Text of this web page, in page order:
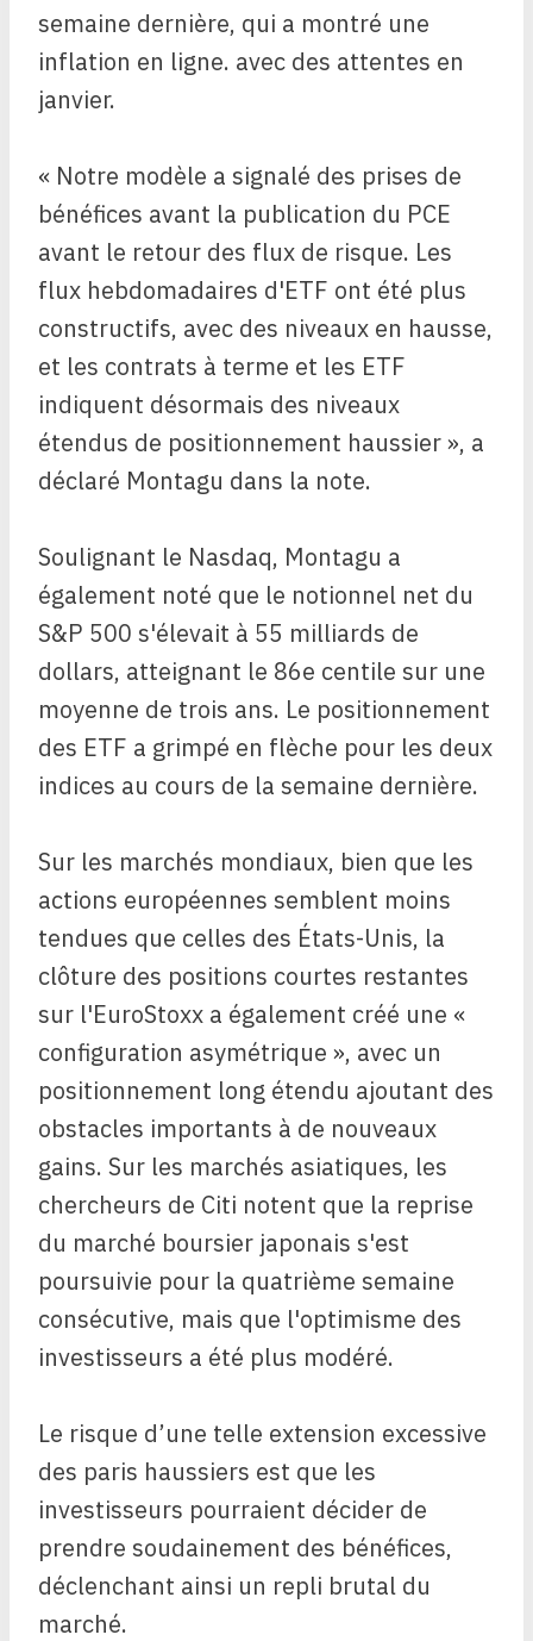
semaine dernière, qui a montré une
inflation en ligne. avec des attentes en
janvier.
« Notre modèle a signalé des prises de
bénéfices avant la publication du PCE
avant le retour des flux de risque. Les
flux hebdomadaires d'ETF ont été plus
constructifs, avec des niveaux en hausse,
et les contrats à terme et les ETF
indiquent désormais des niveaux
étendus de positionnement haussier », a
déclaré Montagu dans la note.
Soulignant le Nasdaq, Montagu a
également noté que le notionnel net du
S&P 500 s'élevait à 55 milliards de
dollars, atteignant le 86e centile sur une
moyenne de trois ans. Le positionnement
des ETF a grimpé en flèche pour les deux
indices au cours de la semaine dernière.
Sur les marchés mondiaux, bien que les
actions européennes semblent moins
tendues que celles des États-Unis, la
clôture des positions courtes restantes
sur l'EuroStoxx a également créé une «
configuration asymétrique », avec un
positionnement long étendu ajoutant des
obstacles importants à de nouveaux
gains. Sur les marchés asiatiques, les
chercheurs de Citi notent que la reprise
du marché boursier japonais s'est
poursuivie pour la quatrième semaine
consécutive, mais que l'optimisme des
investisseurs a été plus modéré.
Le risque d’une telle extension excessive
des paris haussiers est que les
investisseurs pourraient décider de
prendre soudainement des bénéfices,
déclenchant ainsi un repli brutal du
marché.